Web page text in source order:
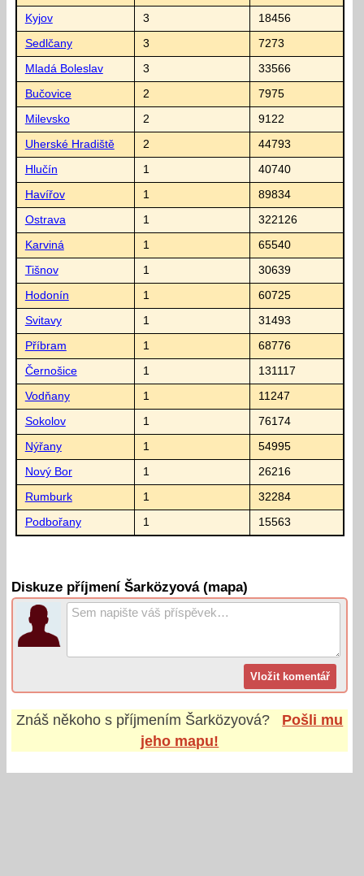
Kyjov 3 18456
Sedlčany 3 7273
Mladá Boleslav 3 33566
Bučovice 2 7975
Milevsko 2 9122
Uherské Hradiště 2 44793
Hlučín 1 40740
Havířov 1 89834
Ostrava 1 322126
Karviná 1 65540
Tišnov 1 30639
Hodonín 1 60725
Svitavy 1 31493
Příbram 1 68776
Černošice 1 131117
Vodňany 1 11247
Sokolov 1 76174
Nýřany 1 54995
Nový Bor 1 26216
Rumburk 1 32284
Podbořany 1 15563
Diskuze příjmení Šarközyová (mapa)
Znáš někoho s příjmením Šarközyová?
Pošli mu
jeho mapu!